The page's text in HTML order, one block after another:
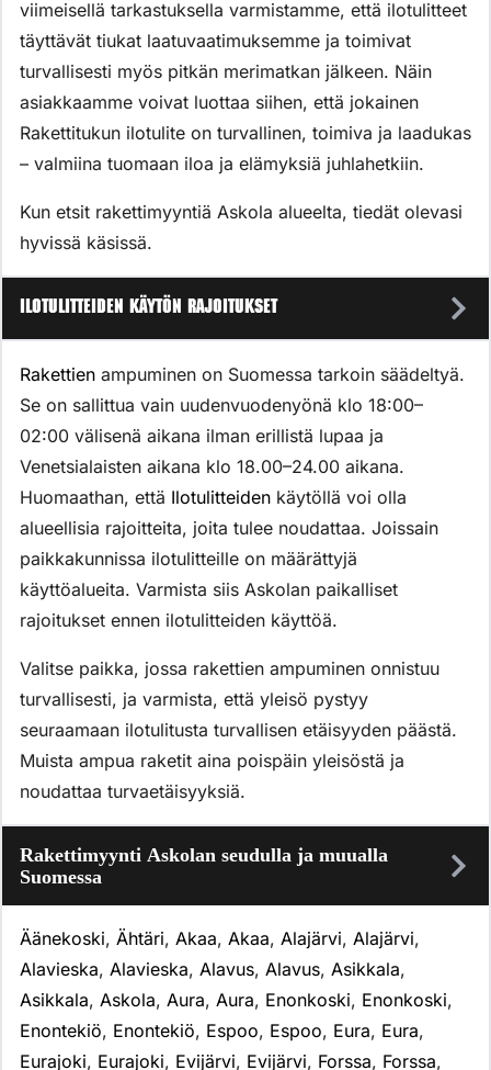
viimeisellä tarkastuksella varmistamme, että ilotulitteet
täyttävät tiukat laatuvaatimuksemme ja toimivat
turvallisesti myös pitkän merimatkan jälkeen. Näin
asiakkaamme voivat luottaa siihen, että jokainen
Rakettitukun ilotulite on turvallinen, toimiva ja laadukas
– valmiina tuomaan iloa ja elämyksiä juhlahetkiin.
Kun etsit rakettimyyntiä Askola alueelta, tiedät olevasi
hyvissä käsissä.
Ilotulitteiden käytön rajoitukset
Rakettien ampuminen on Suomessa tarkoin säädeltyä.
Se on sallittua vain uudenvuodenyönä klo 18:00–
02:00 välisenä aikana ilman erillistä lupaa ja
Venetsialaisten aikana klo 18.00–24.00 aikana.
Huomaathan, että Ilotulitteiden käytöllä voi olla
alueellisia rajoitteita, joita tulee noudattaa. Joissain
paikkakunnissa ilotulitteille on määrättyjä
käyttöalueita. Varmista siis Askolan paikalliset
rajoitukset ennen ilotulitteiden käyttöä.
Valitse paikka, jossa rakettien ampuminen onnistuu
turvallisesti, ja varmista, että yleisö pystyy
seuraamaan ilotulitusta turvallisen etäisyyden päästä.
Muista ampua raketit aina poispäin yleisöstä ja
noudattaa turvaetäisyyksiä.
Rakettimyynti Askolan seudulla ja muualla
Suomessa
Äänekoski, Ähtäri, Akaa, Akaa, Alajärvi, Alajärvi,
Alavieska, Alavieska, Alavus, Alavus, Asikkala,
Asikkala, Askola, Aura, Aura, Enonkoski, Enonkoski,
Enontekiö, Enontekiö, Espoo, Espoo, Eura, Eura,
Eurajoki, Eurajoki, Evijärvi, Evijärvi, Forssa, Forssa,